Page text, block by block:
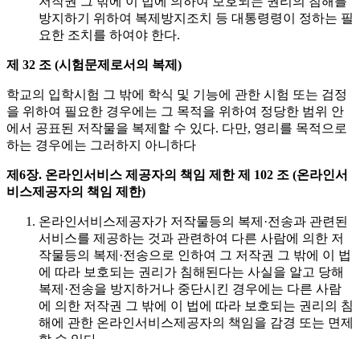
방지하기 위하여 복제방지조치 등 대통령령이 정하는 필
요한 조치를 하여야 한다.
제 32 조 (시험문제로서의 복제)
학교의 입학시험 그 밖에 학식 및 기능에 관한 시험 또는 검정
을 위하여 필요한 경우에는 그 목적을 위하여 정당한 범위 안
에서 공표된 저작물을 복제할 수 있다. 다만, 영리를 목적으로
하는 경우에는 그러하지 아니하다
제6장. 온라인서비스 제공자의 책임 제한 제 102 조 (온라인서
비스제공자의 책임 제한)
온라인서비스제공자가 저작물등의 복제·전송과 관련된
서비스를 제공하는 것과 관련하여 다른 사람에 의한 저
작물등의 복제·전송으로 인하여 그 저작권 그 밖에 이 법
에 따라 보호되는 권리가 침해된다는 사실을 알고 당해
복제·전송을 방지하거나 중단시킨 경우에는 다른 사람
에 의한 저작권 그 밖에 이 법에 따라 보호되는 권리의 침
해에 관한 온라인서비스제공자의 책임을 감경 또는 면제